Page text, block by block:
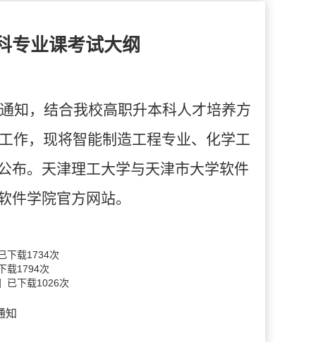
专业课考试大纲
知，结合我校高职升本科人才培养方
作，现将智能制造工程专业、化学工
布。天津理工大学与天津市大学软件
件学院官方网站。
下载1734次
载1794次
已下载1026次
知